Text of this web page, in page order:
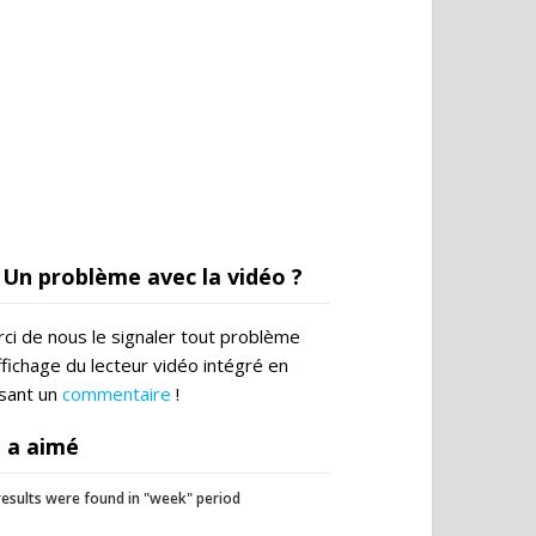
Un problème avec la vidéo ?
de nous le signaler tout problème
du lecteur vidéo intégré en
un commentaire !
a aimé
were found in "week" period